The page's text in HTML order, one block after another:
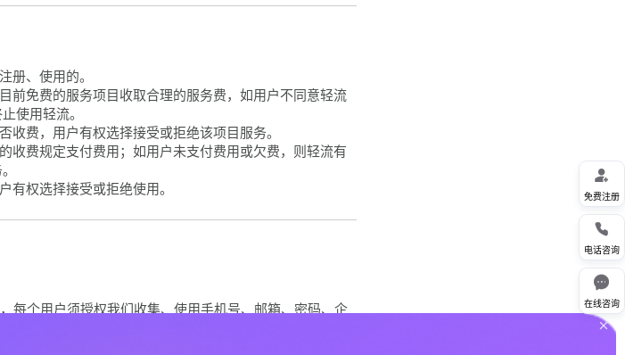
册、使用的。
前免费的服务项目收取合理的服务费，如用户不同意轻流
使用轻流。
费，用户有权选择接受或拒绝该项目服务。
收费规定支付费用；如用户未支付费用或欠费，则轻流有
有权选择接受或拒绝使用。
每个用户须授权我们收集、使用手机号、邮箱、密码、企

免费注册

电话咨询

在线咨询